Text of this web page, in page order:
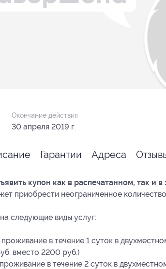
Окончание действия
30 апреля 2019 г.
Гарантии Адреса
купон как в распечатанном, так и
приобрести неограниченное
следующие виды услуг:
в течение 1 суток в
вместо 2200 руб.)
в течение 2 суток в